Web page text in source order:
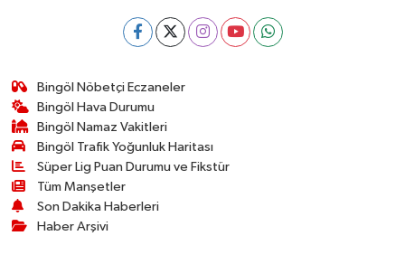
Bingöl Nöbetçi Eczaneler
Bingöl Hava Durumu
Bingöl Namaz Vakitleri
Bingöl Trafik Yoğunluk Haritası
Süper Lig Puan Durumu ve Fikstür
Tüm Manşetler
Son Dakika Haberleri
Haber Arşivi